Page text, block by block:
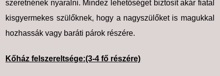
szeretnének nyaralni. Mindez lehetőséget biztosít akár fiatal
kisgyermekes szülőknek, hogy a nagyszülőket is magukkal
hozhassák vagy baráti párok részére.
Kőház felszereltsége:(3-4 fő részére)